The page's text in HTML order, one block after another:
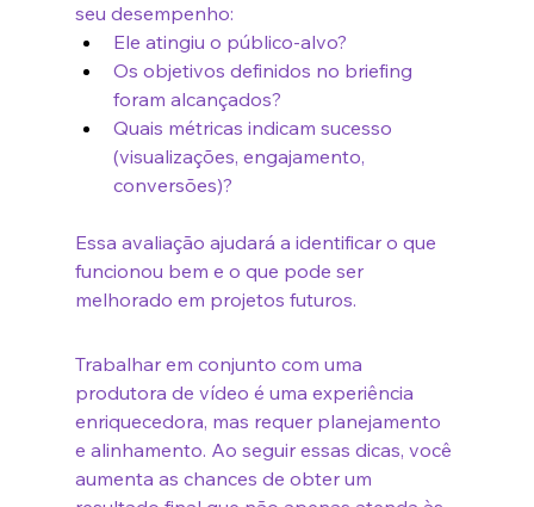
seu desempenho:
Ele atingiu o público-alvo?
Os objetivos definidos no briefing
foram alcançados?
Quais métricas indicam sucesso
(visualizações, engajamento,
conversões)?
Essa avaliação ajudará a identificar o que
funcionou bem e o que pode ser
melhorado em projetos futuros.
Trabalhar em conjunto com uma
produtora de vídeo é uma experiência
enriquecedora, mas requer planejamento
e alinhamento. Ao seguir essas dicas, você
aumenta as chances de obter um